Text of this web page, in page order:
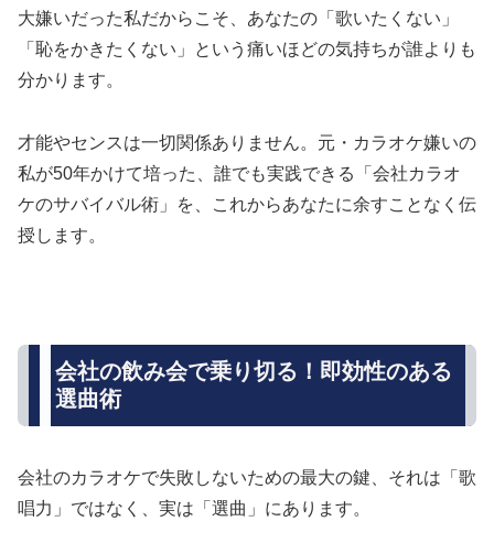
大嫌いだった私だからこそ、あなたの「歌いたくない」
「恥をかきたくない」という痛いほどの気持ちが誰よりも
分かります。
才能やセンスは一切関係ありません。元・カラオケ嫌いの
私が50年かけて培った、誰でも実践できる「会社カラオ
ケのサバイバル術」を、これからあなたに余すことなく伝
授します。
会社の飲み会で乗り切る！即効性のある
選曲術
会社のカラオケで失敗しないための最大の鍵、それは「歌
唱力」ではなく、実は「選曲」にあります。